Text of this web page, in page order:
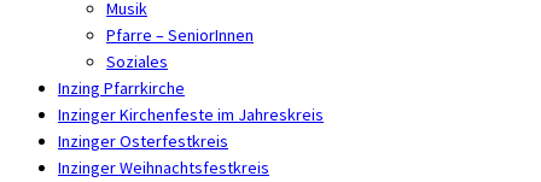
Musik
Pfarre – SeniorInnen
Soziales
Inzing Pfarrkirche
Inzinger Kirchenfeste im Jahreskreis
Inzinger Osterfestkreis
Inzinger Weihnachtsfestkreis